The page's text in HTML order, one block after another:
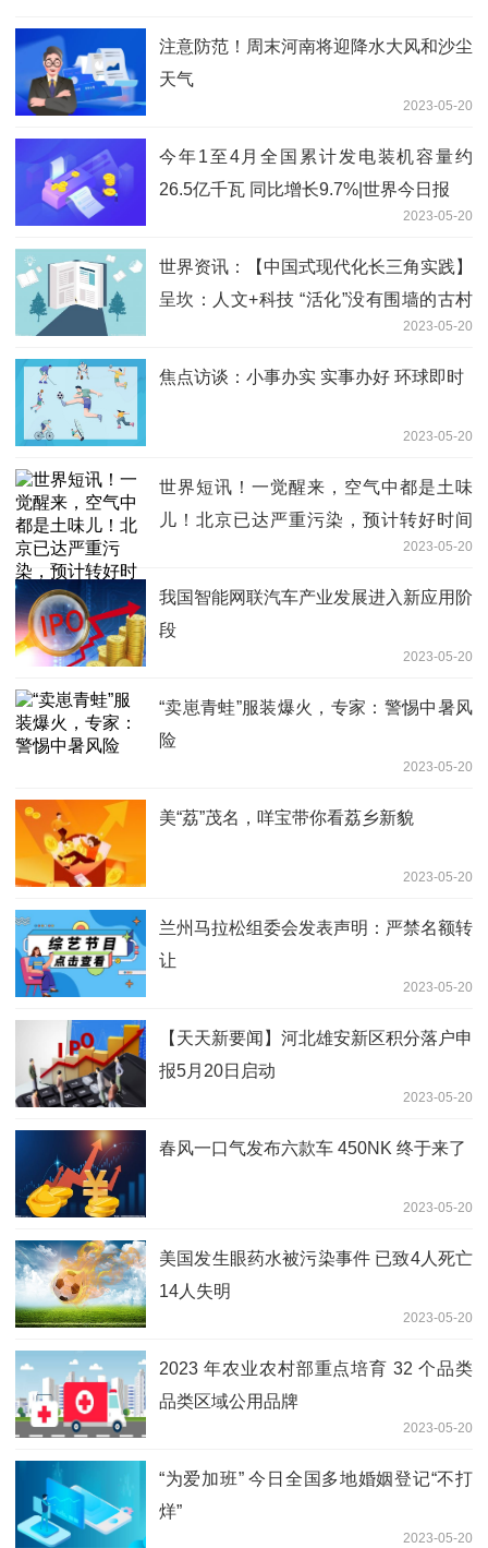
注意防范！周末河南将迎降水大风和沙尘
天气
2023-05-20
今年1至4月全国累计发电装机容量约
26.5亿千瓦 同比增长9.7%|世界今日报
2023-05-20
世界资讯：【中国式现代化长三角实践】
呈坎：人文+科技 “活化”没有围墙的古村
2023-05-20
焦点访谈：小事办实 实事办好 环球即时
2023-05-20
世界短讯！一觉醒来，空气中都是土味
儿！北京已达严重污染，预计转好时间
2023-05-20
我国智能网联汽车产业发展进入新应用阶
段
2023-05-20
“卖崽青蛙”服装爆火，专家：警惕中暑风
险
2023-05-20
美“荔”茂名，咩宝带你看荔乡新貌
2023-05-20
兰州马拉松组委会发表声明：严禁名额转
让
2023-05-20
【天天新要闻】河北雄安新区积分落户申
报5月20日启动
2023-05-20
春风一口气发布六款车 450NK 终于来了
2023-05-20
美国发生眼药水被污染事件 已致4人死亡
14人失明
2023-05-20
2023 年农业农村部重点培育 32 个品类
品类区域公用品牌
2023-05-20
“为爱加班” 今日全国多地婚姻登记“不打
烊”
2023-05-20